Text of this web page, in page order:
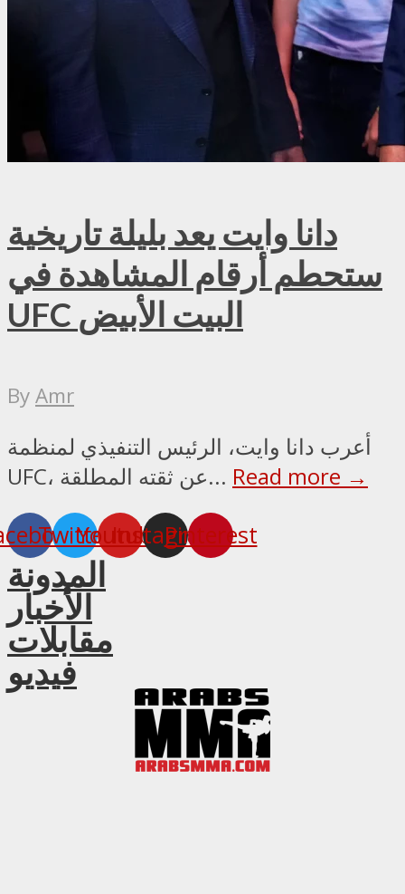
دانا وايت يعد بليلة تاريخية
ستحطم أرقام المشاهدة في
UFC البيت الأبيض
ByAmr
أعرب دانا وايت، الرئيس التنفيذي لمنظمة
UFC، عن ثقته المطلقة... Read more →
TwitterYoutube
Instagram
Pinterest
المدونة
الأخبار
مقابلات
فيديو